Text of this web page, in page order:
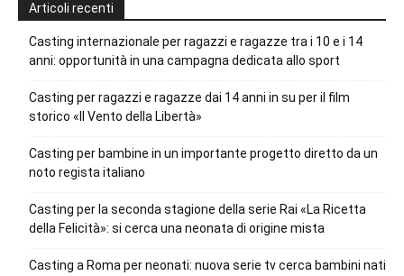
Articoli recenti
Casting internazionale per ragazzi e ragazze tra i 10 e i 14
anni: opportunità in una campagna dedicata allo sport
Casting per ragazzi e ragazze dai 14 anni in su per il film
storico «Il Vento della Libertà»
Casting per bambine in un importante progetto diretto da un
noto regista italiano
Casting per la seconda stagione della serie Rai «La Ricetta
della Felicità»: si cerca una neonata di origine mista
Casting a Roma per neonati: nuova serie tv cerca bambini nati